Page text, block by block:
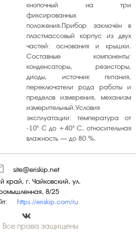
кнопочный на три
фиксированных
положения.Прибор заключён в
пластмассовый корпус из двух
частей: основания и крышки.
Составные компоненты:
конденсаторы, резисторы,
диоды, источник питания,
переключатели рода работы и
пределов измерения, механизм
измерительный.Условия
эксплуатации: температура от
-10° С до +40° С, относительная
влажность — до 80 %.
https://eriskip.com/ru
край, г. Чайковский, ул.
8/25
site@eriskip.net
Все права защищены